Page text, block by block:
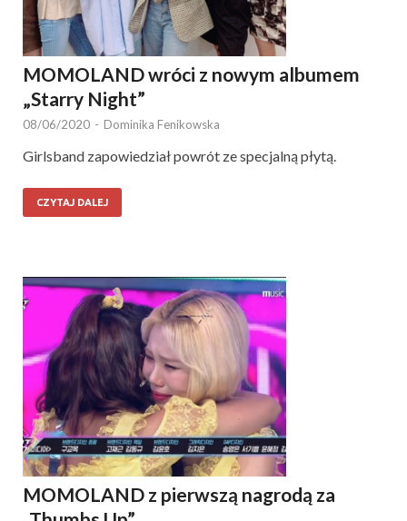
MOMOLAND wróci z nowym albumem
„Starry Night”
08/06/2020 - Dominika Fenikowska
Girlsband zapowiedział powrót ze specjalną płytą.
CZYTAJ DALEJ
MOMOLAND z pierwszą nagrodą za